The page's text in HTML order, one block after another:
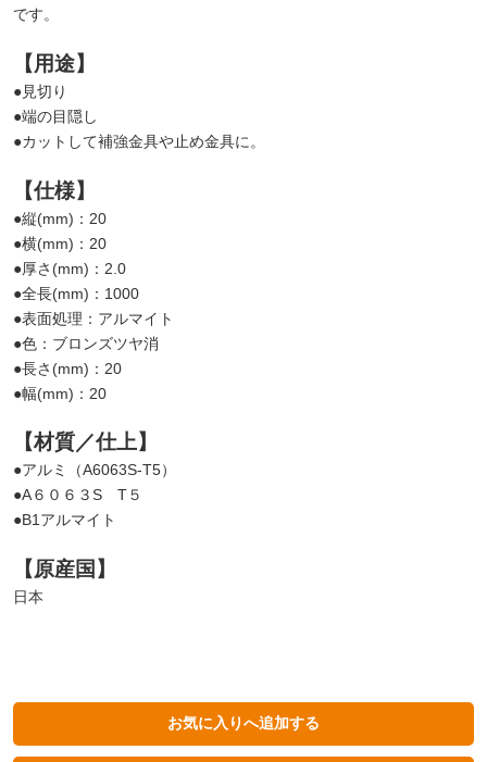
です。
【用途】
●見切り
●端の目隠し
●カットして補強金具や止め金具に。
【仕様】
●縦(mm)：20
●横(mm)：20
●厚さ(mm)：2.0
●全長(mm)：1000
●表面処理：アルマイト
●色：ブロンズツヤ消
●長さ(mm)：20
●幅(mm)：20
【材質／仕上】
●アルミ（A6063S-T5）
●A６０６３S T５
●B1アルマイト
【原産国】
日本